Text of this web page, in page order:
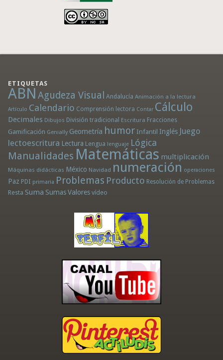
ETIQUETAS
ABN Agudeza Visual Andalucía Animación a la lectura
Artículo Calendario Comprensión lectora Contar Cálculo
Decimales Dibujos División tradicional Escritura Fracciones
Gamificación Genially Geometría humor Infantil Inglés Juego
lectoescritura Lectura Lengua lenguaje Lógica
Manualidades Matemáticas multiplicación
Máquinas didácticas México Navidad numeración operaciones
Paz PDI primaria Problemas Producto Resolución de Problemas
Resta Suma Sumas Valores vídeo